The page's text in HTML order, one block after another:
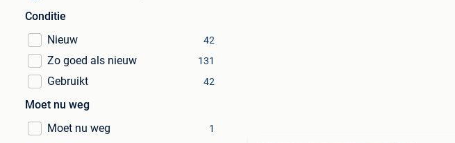
Conditie
Nieuw
42
Zo goed als nieuw 131
Gebruikt 42
Moet nu weg
Moet nu weg
1